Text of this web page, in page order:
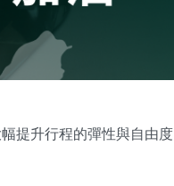
提升行程的彈性與自由度